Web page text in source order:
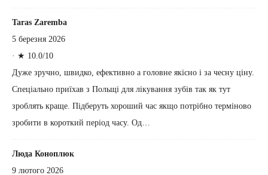
Taras Zaremba
5 березня 2026
· ★ 10.0/10
Дуже зручно, швидко, ефективно а головне якісно і за чесну ціну.
Спеціально приїхав з Польщі для лікування зубів так як тут
зроблять краще. Підберуть хороший час якщо потрібно терміново
зробити в короткий період часу. Од…
Люда Коноплюк
9 лютого 2026